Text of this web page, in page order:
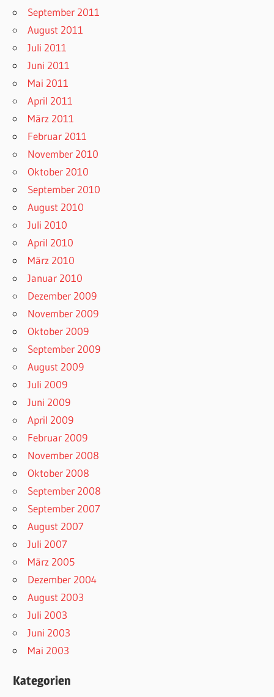
September 2011
August 2011
Juli 2011
Juni 2011
Mai 2011
April 2011
März 2011
Februar 2011
November 2010
Oktober 2010
September 2010
August 2010
Juli 2010
April 2010
März 2010
Januar 2010
Dezember 2009
November 2009
Oktober 2009
September 2009
August 2009
Juli 2009
Juni 2009
April 2009
Februar 2009
November 2008
Oktober 2008
September 2008
September 2007
August 2007
Juli 2007
März 2005
Dezember 2004
August 2003
Juli 2003
Juni 2003
Mai 2003
Kategorien